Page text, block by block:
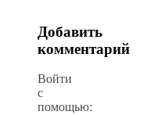
Добавить
комментарий
Войти
с
помощью: